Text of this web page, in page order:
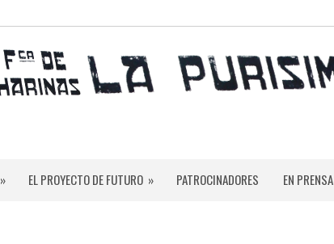
» EL PROYECTO DE FUTURO » PATROCINADORES EN PRENSA